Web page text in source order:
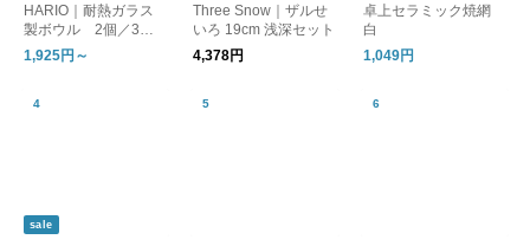
HARIO｜耐熱ガラス
製ボウル 2個／3個
セット
1,925円～
Three Snow｜ザルせ
いろ 19cm 浅深セット
4,378円
卓上セラミック焼網
白
1,049円
sale